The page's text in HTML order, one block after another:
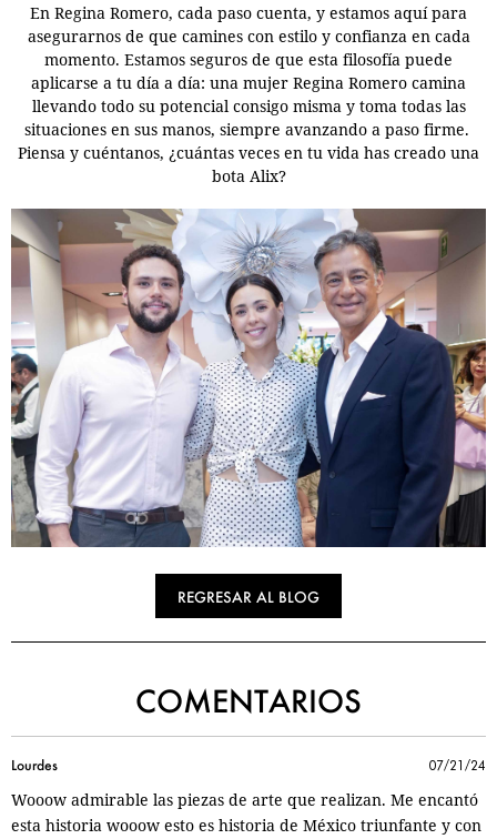
En Regina Romero, cada paso cuenta, y estamos aquí para
asegurarnos de que camines con estilo y confianza en cada
momento. Estamos seguros de que esta filosofía puede
aplicarse a tu día a día: una mujer Regina Romero camina
llevando todo su potencial consigo misma y toma todas las
situaciones en sus manos, siempre avanzando a paso firme.
Piensa y cuéntanos, ¿cuántas veces en tu vida has creado una
bota Alix?
REGRESAR AL BLOG
COMENTARIOS
Lourdes
Wooow admirable las piezas de arte que realizan. Me encantó
esta historia wooow esto es historia de México triunfante y con
07/21/24